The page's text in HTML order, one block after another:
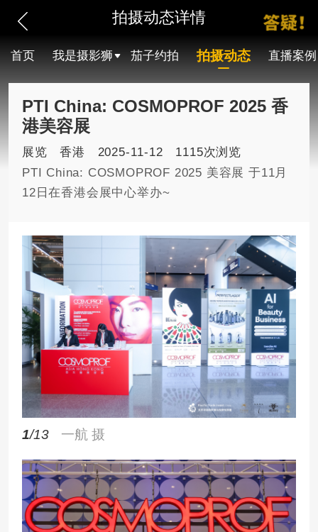
拍摄动态详情
首页 我是摄影狮 茄子约拍 拍摄动态 直播案例
PTI China: COSMOPROF 2025 香
港美容展
展览 香港 2025-11-12
1115次浏览
PTI China: COSMOPROF 2025 美容展 于11月
12日在香港会展中心举办~
1/13 一航 摄